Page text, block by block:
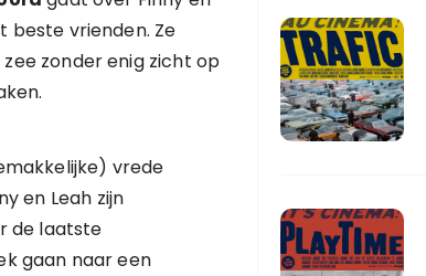
beste vrienden. Ze
zonder enig zicht op
vrede
en Leah zijn
de laatste
gaan naar een